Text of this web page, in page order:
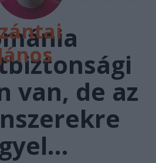
van, de az